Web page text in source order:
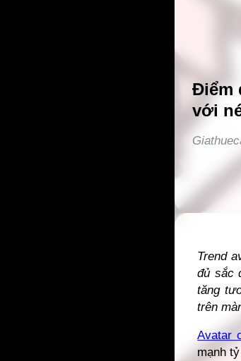
Điểm
với
Trend
đủ sắc
tăng
trên
Avatar
mạnh